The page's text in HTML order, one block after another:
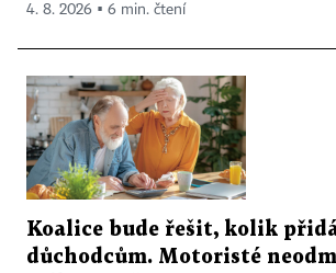
4. 8. 2026 ▪ 6 min. čtení
Koalice bude řešit, kolik
důchodcům. Motoristé